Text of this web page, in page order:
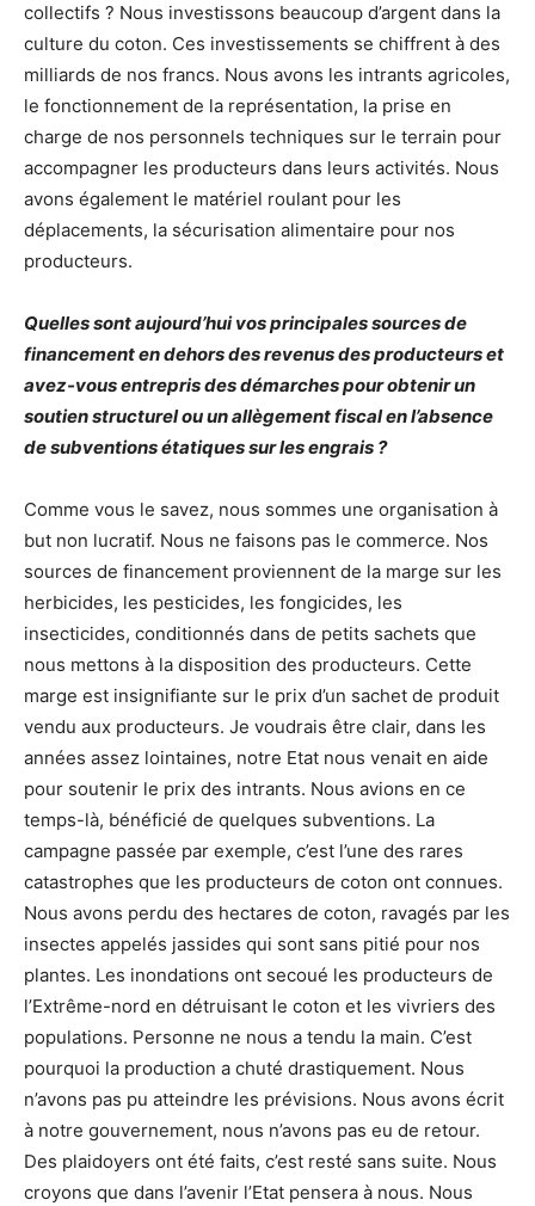
collectifs ? Nous investissons beaucoup d’argent dans la
culture du coton. Ces investissements se chiffrent à des
milliards de nos francs. Nous avons les intrants agricoles,
le fonctionnement de la représentation, la prise en
charge de nos personnels techniques sur le terrain pour
accompagner les producteurs dans leurs activités. Nous
avons également le matériel roulant pour les
déplacements, la sécurisation alimentaire pour nos
producteurs.
Quelles sont aujourd’hui vos principales sources de
financement en dehors des revenus des producteurs et
avez-vous entrepris des démarches pour obtenir un
soutien structurel ou un allègement fiscal en l’absence
de subventions étatiques sur les engrais ?
Comme vous le savez, nous sommes une organisation à
but non lucratif. Nous ne faisons pas le commerce. Nos
sources de financement proviennent de la marge sur les
herbicides, les pesticides, les fongicides, les
insecticides, conditionnés dans de petits sachets que
nous mettons à la disposition des producteurs. Cette
marge est insignifiante sur le prix d’un sachet de produit
vendu aux producteurs. Je voudrais être clair, dans les
années assez lointaines, notre Etat nous venait en aide
pour soutenir le prix des intrants. Nous avions en ce
temps-là, bénéficié de quelques subventions. La
campagne passée par exemple, c’est l’une des rares
catastrophes que les producteurs de coton ont connues.
Nous avons perdu des hectares de coton, ravagés par les
insectes appelés jassides qui sont sans pitié pour nos
plantes. Les inondations ont secoué les producteurs de
l’Extrême-nord en détruisant le coton et les vivriers des
populations. Personne ne nous a tendu la main. C’est
pourquoi la production a chuté drastiquement. Nous
n’avons pas pu atteindre les prévisions. Nous avons écrit
à notre gouvernement, nous n’avons pas eu de retour.
Des plaidoyers ont été faits, c’est resté sans suite. Nous
croyons que dans l’avenir l’Etat pensera à nous. Nous